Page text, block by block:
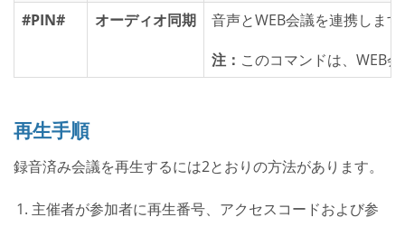
#PIN#
オーディオ同期
音声とWEB会議を連携します
注： このコマンドは、WEB
再生手順
録音済み会議を再生するには2とおりの方法があります。
主催者が参加者に再生番号、アクセスコードおよび参